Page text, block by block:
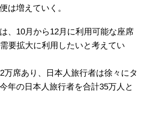
は増えていく。
、10月から12月に利用可能な座席
要拡大に利用したいと考えてい
万席あり、日本人旅行者は徐々にタ
年の日本人旅行者を合計35万人と